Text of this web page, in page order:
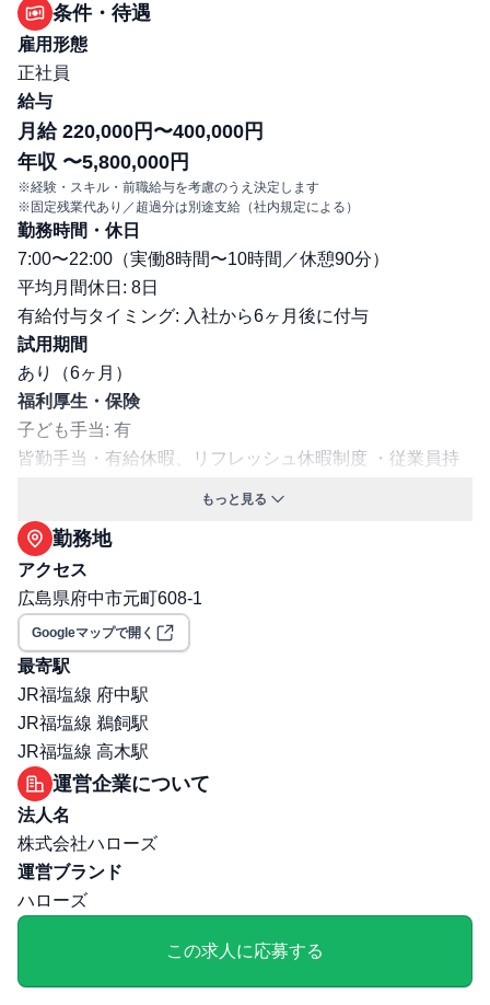
条件・待遇
雇用形態
正社員
給与
月給 220,000円〜400,000円
年収 〜5,800,000円
※経験・スキル・前職給与を考慮のうえ決定します
※固定残業代あり／超過分は別途支給（社内規定による）
勤務時間・休日
7:00〜22:00（実働8時間〜10時間／休憩90分）
平均月間休日: 8日
有給付与タイミング: 入社から6ヶ月後に付与
試用期間
あり（6ヶ月）
福利厚生・保険
子ども手当: 有
皆勤手当・有給休暇、リフレッシュ休暇制度 ・従業員持
は、時間短縮可能） ・介護休業制度 ・介護短時間勤務制
度 ・寮、社宅家賃補助 ・単身赴任手当 ・赴任準備金 ・宿
泊施設、各種レジャー施設等の割引制度（福利厚生倶楽
部） ・定期健康診断 ・再雇用制度 ・制服貸与
交通費支給: 有
社宅・寮あり
保険: 社会保険完備（健康保険・厚生年金・雇用保険・労
災保険）
職場環境・ルール
受動喫煙対策（喫煙ルール）: 無
選考プロセス
面接回数: 2回
選考プロセス詳細: 1次：説明会及び適性検査+面接 2次：
最終面接
もっと見る
勤務地
アクセス
広島県府中市元町608-1
Googleマップで開く
最寄駅
JR福塩線 府中駅
JR福塩線 鵜飼駅
JR福塩線 高木駅
運営企業について
法人名
株式会社ハローズ
運営ブランド
ハローズ
この求人に応募する